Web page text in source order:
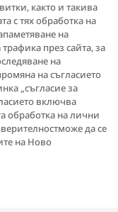
както и такива
с тях обработка на
на
през сайта, за
на
на съгласието
„съгласие за
включва
обработка на лични
да се
на Ново